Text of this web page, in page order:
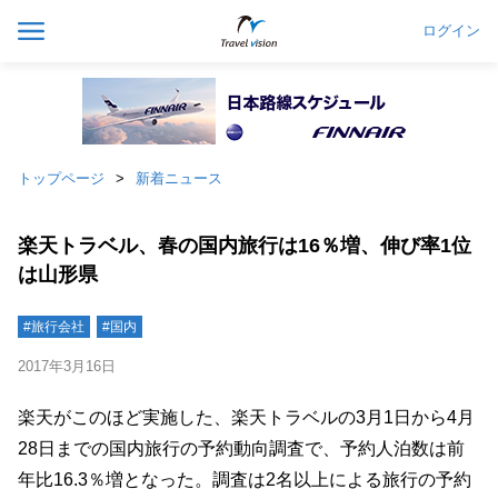
ログイン
トップページ 新着ニュース
楽天トラベル、春の国内旅行は16％増、伸び率1位
は山形県
#旅行会社 #国内
2017年3月16日
楽天がこのほど実施した、楽天トラベルの3月1日から4月
28日までの国内旅行の予約動向調査で、予約人泊数は前
年比16.3％増となった。調査は2名以上による旅行の予約